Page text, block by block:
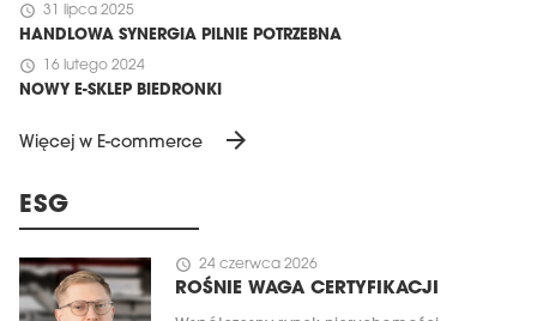
schedule 31 lipca 2025
HANDLOWA SYNERGIA PILNIE POTRZEBNA
schedule 16 lutego 2024
NOWY E-SKLEP BIEDRONKI
Więcej w E-commerce arrow_forward
ESG
schedule 24 czerwca 2026
ROŚNIE WAGA CERTYFIKACJI